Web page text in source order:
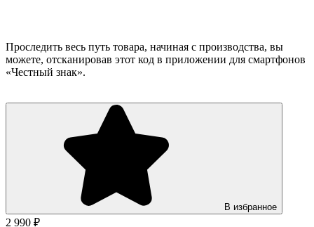
Проследить весь путь товара, начиная с производства, вы
можете, отсканировав этот код в приложении для смартфонов
«Честный знак».
В избранное
2 990 ₽